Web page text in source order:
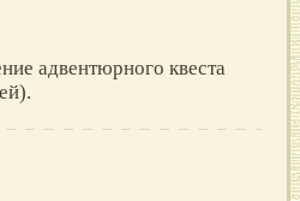
адвентюрного квеста